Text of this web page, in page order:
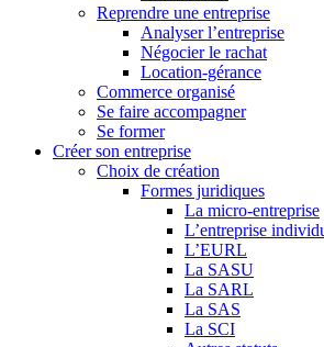
Reprendre une entreprise
Analyser l’entreprise
Négocier le rachat
Location-gérance
Commerce organisé
Se faire accompagner
Se former
Créer son entreprise
Choix de création
Formes juridiques
La micro-entreprise
L’entreprise
L’EURL
La SASU
La SARL
La SAS
La SCI